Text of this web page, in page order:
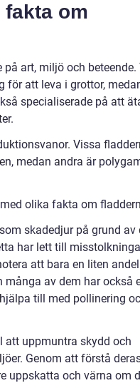
om
art, miljö och beteende.
för att leva i grottor,
specialiserade på att
Vissa
medan andra är
olika fakta om
skadedjur på grund av
har lett till
att bara en liten
av dem har också
till med pollinering
att uppmuntra skydd och
Genom att förstå
uppskatta och värna om